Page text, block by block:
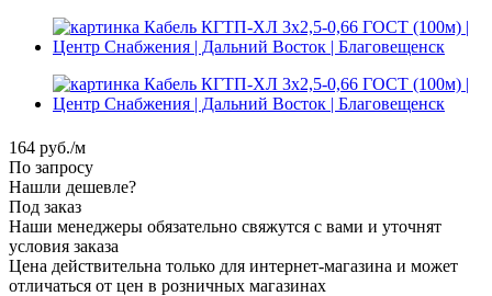
164 руб./м
По запросу
Нашли дешевле?
Под заказ
Наши менеджеры обязательно свяжутся с вами и уточнят
условия заказа
Цена действительна только для интернет-магазина и может
отличаться от цен в розничных магазинах